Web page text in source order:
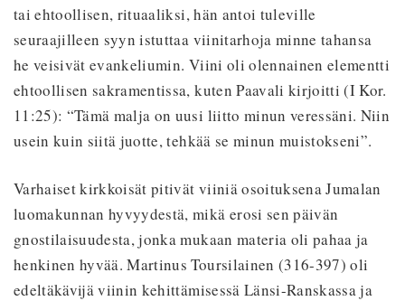
tai ehtoollisen, rituaaliksi, hän antoi tuleville
seuraajilleen syyn istuttaa viinitarhoja minne tahansa
he veisivät evankeliumin. Viini oli olennainen elementti
ehtoollisen sakramentissa, kuten Paavali kirjoitti (I Kor.
11:25): “Tämä malja on uusi liitto minun veressäni. Niin
usein kuin siitä juotte, tehkää se minun muistokseni”.
Varhaiset kirkkoisät pitivät viiniä osoituksena Jumalan
luomakunnan hyvyydestä, mikä erosi sen päivän
gnostilaisuudesta, jonka mukaan materia oli pahaa ja
henkinen hyvää. Martinus Toursilainen (316-397) oli
edeltäkävijä viinin kehittämisessä Länsi-Ranskassa ja